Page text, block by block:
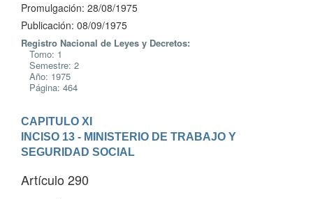
Promulgación: 28/08/1975
Publicación: 08/09/1975
Registro Nacional de Leyes y Decretos:
Tomo: 1
Semestre: 2
Año: 1975
Página: 464
CAPITULO XI
INCISO 13 - MINISTERIO DE TRABAJO Y
SEGURIDAD SOCIAL
Artículo 290